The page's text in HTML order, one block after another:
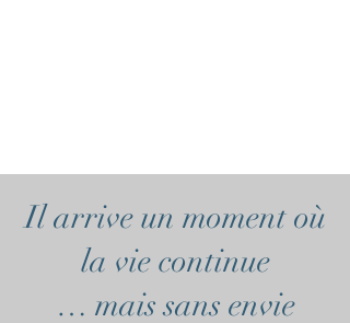
Il arrive un moment où
la vie continue
… mais sans envie